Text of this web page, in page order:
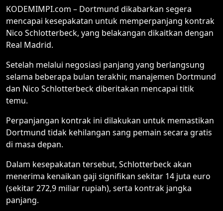
KODEMIMPI.com – Dortmund dikabarkan segera
mencapai kesepakatan untuk memperpanjang kontrak
Nico Schlotterbeck, yang belakangan dikaitkan dengan
Real Madrid.
Setelah melalui negosiasi panjang yang berlangsung
selama beberapa bulan terakhir, manajemen Dortmund
dan Nico Schlotterbeck diberitakan mencapai titik
temu.
Perpanjangan kontrak ini dilakukan untuk memastikan
Dortmund tidak kehilangan sang pemain secara gratis
di masa depan.
Dalam kesepakatan tersebut, Schlotterbeck akan
menerima kenaikan gaji signifikan sekitar 14 juta euro
(sekitar 272,9 miliar rupiah), serta kontrak jangka
panjang.